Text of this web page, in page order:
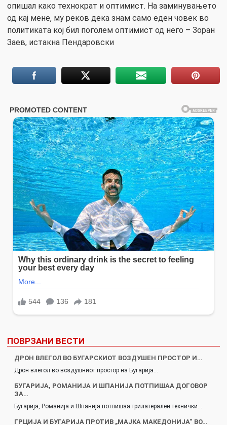
опишал како технократ и оптимист. На заминувањето
од кај мене, му реков дека знам само еден човек во
политиката кој бил поголем оптимист од него – Зоран
Заев, истакна Пендаровски
ПОВРЗАНИ ВЕСТИ
ДРОН ВЛЕГОЛ ВО БУГАРСКИОТ ВОЗДУШЕН ПРОСТОР И…
Дрон влегол во воздушниот простор на Бугарија…
БУГАРИЈА, РОМАНИЈА И ШПАНИЈА ПОТПИШАА ДОГОВОР
ЗА…
Бугарија, Романија и Шпанија потпишаа трилатерален технички…
ГРЦИЈА И БУГАРИЈA ПРОТИВ „МАЈКА МАКЕДОНИЈА“ ВО…